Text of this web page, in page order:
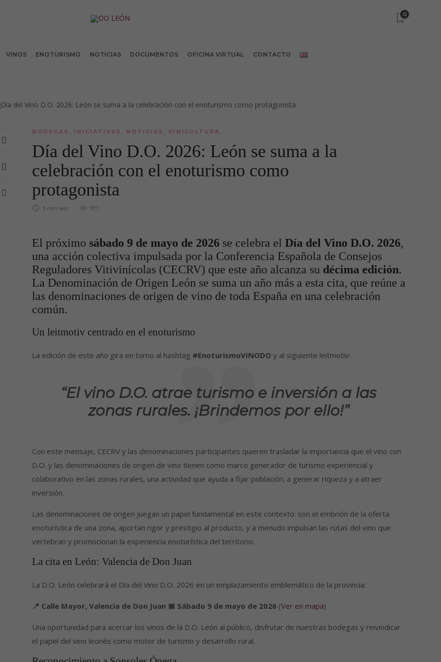
0
VINOS ENOTURISMO NOTICIAS DOCUMENTOS OFICINA VIRTUAL CONTACTO
BODEGAS , INICIATIVAS , NOTICIAS , VINICULTURA
Día del Vino D.O. 2026: León se suma a la
celebración con el enoturismo como
protagonista
3 min leer 977
El próximo sábado 9 de mayo de 2026se celebra el Día del Vino D.O. 2026,
una acción colectiva impulsada por la Conferencia Española de Consejos
Reguladores Vitivinícolas (CECRV) que este año alcanza su décima edición.
La Denominación de Origen León se suma un año más a esta cita, que reúne a
las denominaciones de origen de vino de toda España en una celebración
común.
Un leitmotiv centrado en el enoturismo
La edición de este año gira en torno al hashtag #EnoturismoVINODO y al siguiente leitmotiv:
“El vino D.O. atrae turismo e inversión a las
zonas rurales. ¡Brindemos por ello!”
Con este mensaje, CECRV y las denominaciones participantes quieren trasladar la importancia que el vino con
D.O. y las denominaciones de origen de vino tienen como marco generador de turismo experiencial y
colaborativo en las zonas rurales, una actividad que ayuda a fijar población, a generar riqueza y a atraer
inversión.
Las denominaciones de origen juegan un papel fundamental en este contexto: son el embrión de la oferta
enoturística de una zona, aportan rigor y prestigio al producto, y a menudo impulsan las rutas del vino que
vertebran y promocionan la experiencia enoturística del territorio.
La cita en León: Valencia de Don Juan
La D.O. León celebrará el Día del Vino D.O. 2026 en un emplazamiento emblemático de la provincia:
📍 Calle Mayor, Valencia de Don Juan 📅 Sábado 9 de mayo de 2026 (Ver en mapa)
Una oportunidad para acercar los vinos de la D.O. León al público, disfrutar de nuestras bodegas y reivindicar
el papel del vino leonés como motor de turismo y desarrollo rural.